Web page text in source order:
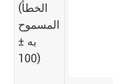
(الخطأ
المسموح
به ±
100)